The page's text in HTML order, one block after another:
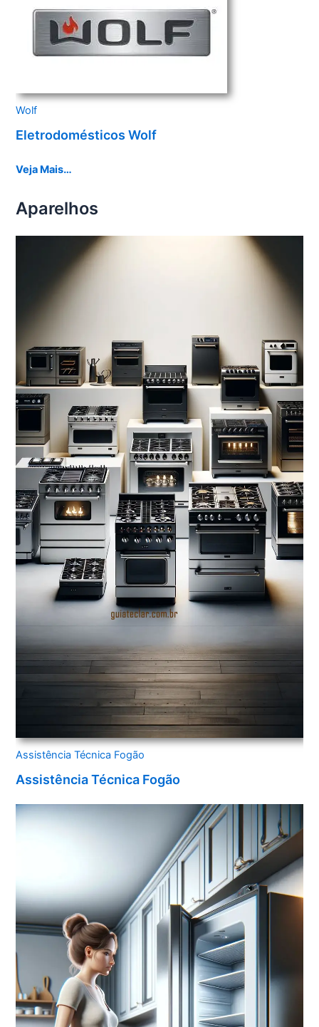
Wolf
Eletrodomésticos Wolf
Veja Mais…
Aparelhos
Assistência Técnica Fogão
Assistência Técnica Fogão